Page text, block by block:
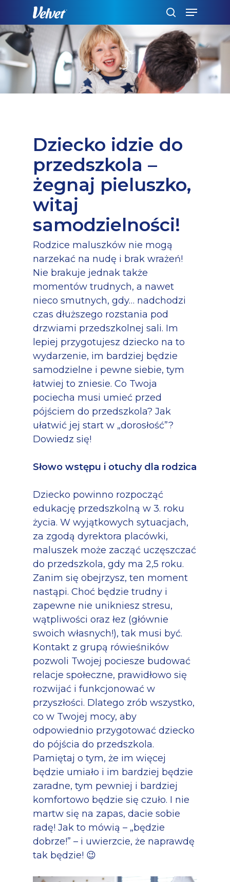
main
content
szukaj
Menu
Dziecko idzie do
przedszkola –
żegnaj pieluszko,
witaj
samodzielności!
Rodzice maluszków nie mogą
narzekać na nudę i brak wrażeń!
Nie brakuje jednak także
momentów trudnych, a nawet
nieco smutnych, gdy… nadchodzi
czas dłuższego rozstania pod
drzwiami przedszkolnej sali. Im
lepiej przygotujesz dziecko na to
wydarzenie, im bardziej będzie
samodzielne i pewne siebie, tym
łatwiej to zniesie. Co Twoja
pociecha musi umieć przed
pójściem do przedszkola? Jak
ułatwić jej start w „dorosłość”?
Dowiedz się!
Słowo wstępu i otuchy dla rodzica
Dziecko powinno rozpocząć
edukację przedszkolną w 3. roku
życia. W wyjątkowych sytuacjach,
za zgodą dyrektora placówki,
maluszek może zacząć uczęszczać
do przedszkola, gdy ma 2,5 roku.
Zanim się obejrzysz, ten moment
nastąpi. Choć będzie trudny i
zapewne nie unikniesz stresu,
wątpliwości oraz łez (głównie
swoich własnych!), tak musi być.
Kontakt z grupą rówieśników
pozwoli Twojej pociesze budować
relacje społeczne, prawidłowo się
rozwijać i funkcjonować w
przyszłości. Dlatego zrób wszystko,
co w Twojej mocy, aby
odpowiednio przygotować dziecko
do pójścia do przedszkola.
Pamiętaj o tym, że im więcej
będzie umiało i im bardziej będzie
zaradne, tym pewniej i bardziej
komfortowo będzie się czuło. I nie
martw się na zapas, dacie sobie
radę! Jak to mówią – „będzie
dobrze!” – i uwierzcie, że naprawdę
tak będzie! 😉